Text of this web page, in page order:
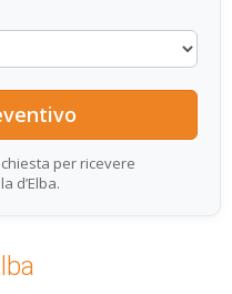
per ricevere
d’Elba.